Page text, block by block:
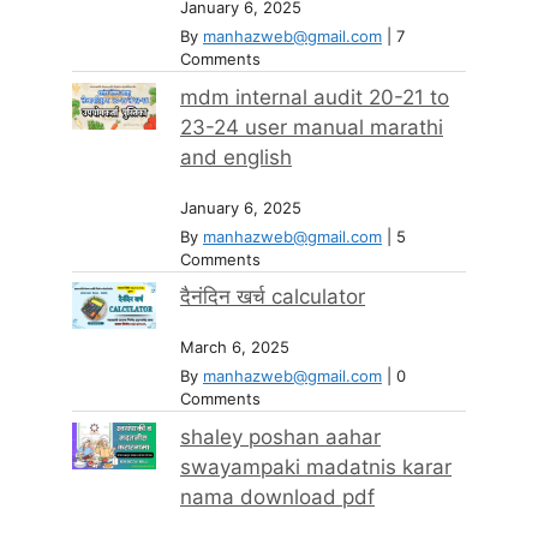
January 6, 2025
By manhazweb@gmail.com
7
Comments
mdm internal audit 20-21 to
23-24 user manual marathi
and english
January 6, 2025
By manhazweb@gmail.com
5
Comments
दैनंदिन खर्च calculator
March 6, 2025
By manhazweb@gmail.com
0
Comments
shaley poshan aahar
swayampaki madatnis karar
nama download pdf